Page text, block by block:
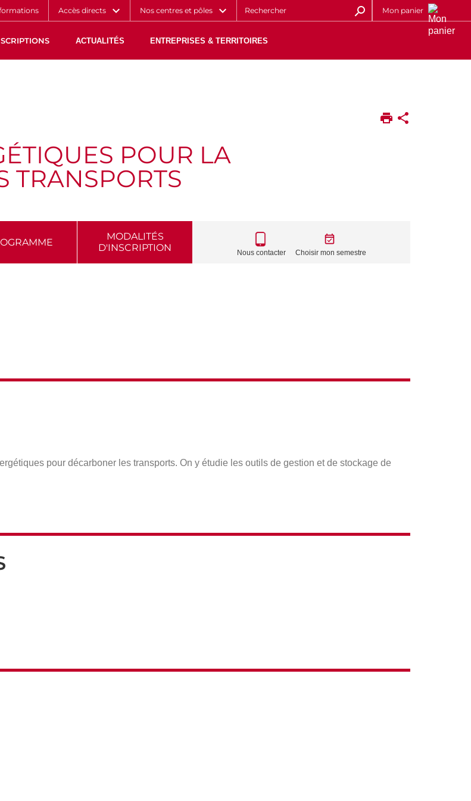
Aller
Navigation
Accès
Connexion
Accès directs Nos centres et pôles Mon panier
ACTUALITÉS ENTREPRISES & TERRITOIRES
POUR LA
TRANSPORTS
MODALITÉS
D'INSCRIPTION
CALL
TO
Nous contacter Choisir mon semestre
pour décarboner les transports. On y étudie les outils de gestion et de stockage de